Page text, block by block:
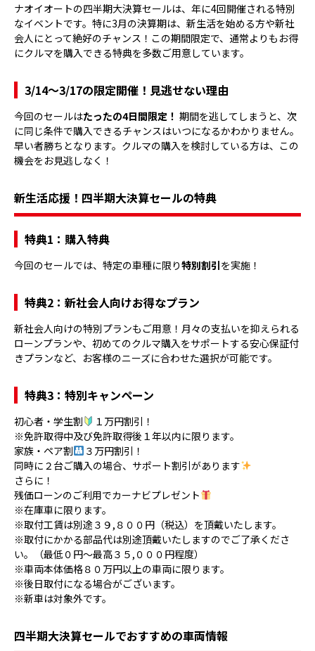
ナオイオートの四半期大決算セールは、年に4回開催される特別
なイベントです。特に3月の決算期は、新生活を始める方や新社
会人にとって絶好のチャンス！この期間限定で、通常よりもお得
にクルマを購入できる特典を多数ご用意しています。
3/14～3/17の限定開催！見逃せない理由
今回のセールはたったの4日間限定！ 期間を逃してしまうと、次
に同じ条件で購入できるチャンスはいつになるかわかりません。
早い者勝ちとなります。クルマの購入を検討している方は、この
機会をお見逃しなく！
新生活応援！四半期大決算セールの特典
特典1：購入特典
今回のセールでは、特定の車種に限り特別割引を実施！
特典2：新社会人向けお得なプラン
新社会人向けの特別プランもご用意！月々の支払いを抑えられる
ローンプランや、初めてのクルマ購入をサポートする安心保証付
きプランなど、お客様のニーズに合わせた選択が可能です。
特典3：特別キャンペーン
初心者・学生割
１万円割引！
※免許取得中及び免許取得後１年以内に限ります。
家族・ペア割
３万円割引！
同時に２台ご購入の場合、サポート割引があります
さらに！
残価ローンのご利用でカーナビプレゼント
※在庫車に限ります。
※取付工賃は別途３９,８００円（税込）を頂戴いたします。
※取付にかかる部品代は別途頂戴いたしますのでご了承くださ
い。（最低０円～最高３５,０００円程度）
※車両本体価格８０万円以上の車両に限ります。
※後日取付になる場合がございます。
※新車は対象外です。
四半期大決算セールでおすすめの車両情報